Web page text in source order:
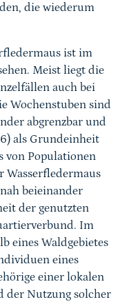
die wiederum
ist im
Meist liegt die
auch bei
Wochenstuben sind
abgrenzbar und
als Grundeinheit
von Populationen
Wasserfledermaus
beieinander
der genutzten
Im
eines Waldgebietes
eines
einer lokalen
der Nutzung solcher